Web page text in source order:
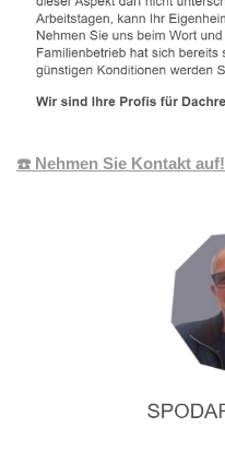
☎️ Nehmen Sie Kontakt auf!